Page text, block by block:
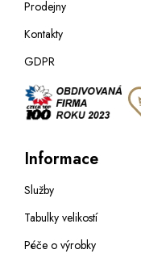
Prodejny
Kontakty
GDPR
Informace
Služby
Tabulky velikostí
Péče o výrobky